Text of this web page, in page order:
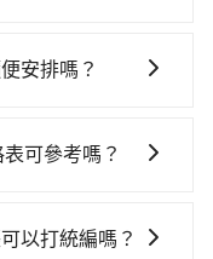
花費約490元，費
！如果你僅有兩位
的汽車保險與可能
有較大的七人座或
好像在開樂透一
果要考慮到回程，
表小黃可能較為便
可先確定您的預
運輸或較貴的計程
可選包車或計程
安排嗎？
行程都是可以依照
可參考嗎？
時包車都有，可彈
以打統編嗎？